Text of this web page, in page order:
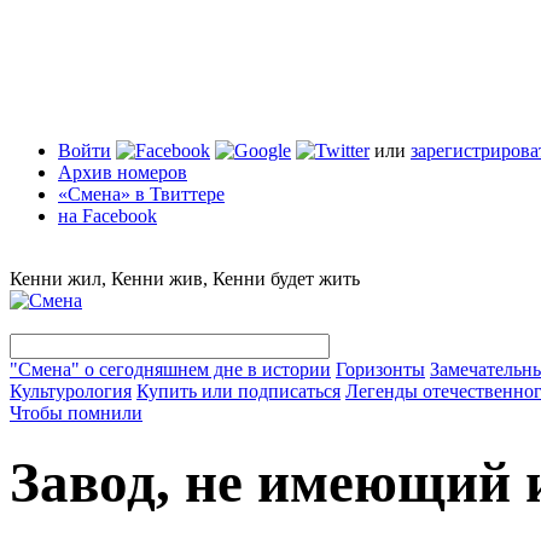
Войти или
Архив номеров
«Смена» в Твиттере
на Facebook
Кенни жил, Кенни жив, Кенни будет жить
"Смена" о сегодняшнем дне в истории Горизонты
Культурология Купить или подписаться Легенды
Чтобы помнили
Завод, не имеющий